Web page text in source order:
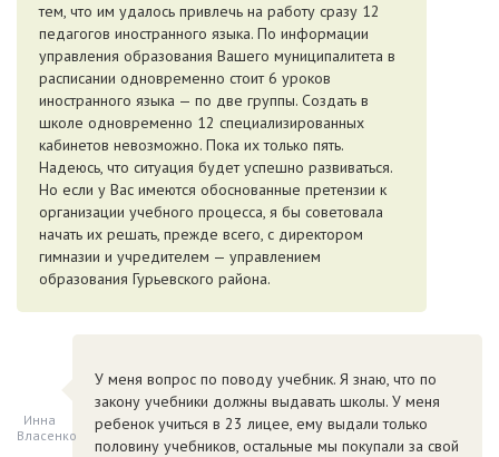
тем, что им удалось привлечь на работу сразу 12
педагогов иностранного языка. По информации
управления образования Вашего муниципалитета в
расписании одновременно стоит 6 уроков
иностранного языка — по две группы. Создать в
школе одновременно 12 специализированных
кабинетов невозможно. Пока их только пять.
Надеюсь, что ситуация будет успешно развиваться.
Но если у Вас имеются обоснованные претензии к
организации учебного процесса, я бы советовала
начать их решать, прежде всего, с директором
гимназии и учредителем — управлением
образования Гурьевского района.
Инна
Власенко
У меня вопрос по поводу учебник. Я знаю, что по
закону учебники должны выдавать школы. У меня
ребенок учиться в 23 лицее, ему выдали только
половину учебников, остальные мы покупали за свой